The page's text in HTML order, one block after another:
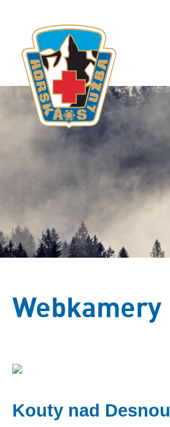
Webkamery
Kouty nad Desnou